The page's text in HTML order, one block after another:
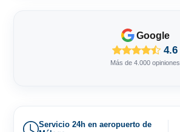
Google
4.6
Más de 4.000 opiniones
Servicio 24h en aeropuerto de